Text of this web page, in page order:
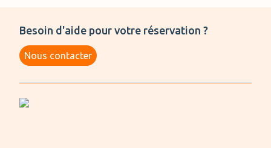
Besoin d'aide pour votre réservation ?
Nous contacter